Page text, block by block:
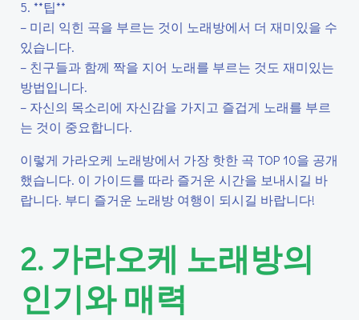
5. **팁**
– 미리 익힌 곡을 부르는 것이 노래방에서 더 재미있을 수
있습니다.
– 친구들과 함께 짝을 지어 노래를 부르는 것도 재미있는
방법입니다.
– 자신의 목소리에 자신감을 가지고 즐겁게 노래를 부르
는 것이 중요합니다.
이렇게 가라오케 노래방에서 가장 핫한 곡 TOP 10을 공개
했습니다. 이 가이드를 따라 즐거운 시간을 보내시길 바
랍니다. 부디 즐거운 노래방 여행이 되시길 바랍니다!
2. 가라오케 노래방의
인기와 매력